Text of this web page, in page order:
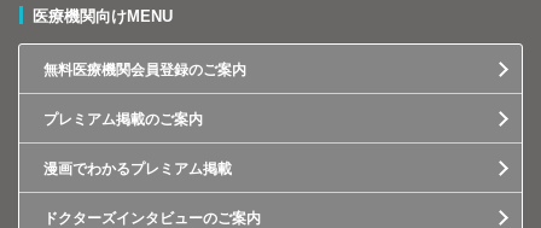
医療機関向けMENU
無料医療機関会員登録のご案内
プレミアム掲載のご案内
漫画でわかるプレミアム掲載
ドクターズインタビューのご案内